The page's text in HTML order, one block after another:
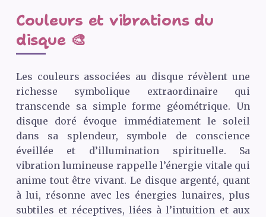
Couleurs et vibrations du
disque 🎨
Les couleurs associées au disque révèlent une
richesse symbolique extraordinaire qui
transcende sa simple forme géométrique. Un
disque doré évoque immédiatement le soleil
dans sa splendeur, symbole de conscience
éveillée et d’illumination spirituelle. Sa
vibration lumineuse rappelle l’énergie vitale qui
anime tout être vivant. Le disque argenté, quant
à lui, résonne avec les énergies lunaires, plus
subtiles et réceptives, liées à l’intuition et aux